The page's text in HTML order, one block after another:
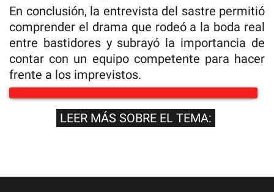
En conclusión, la entrevista del sastre permitió
comprender el drama que rodeó a la boda real
entre bastidores y subrayó la importancia de
contar con un equipo competente para hacer
frente a los imprevistos.
LEER MÁS SOBRE EL TEMA: